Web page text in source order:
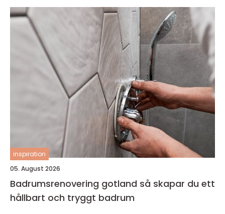
inspiration
05. August 2026
Badrumsrenovering gotland så skapar du ett
hållbart och tryggt badrum